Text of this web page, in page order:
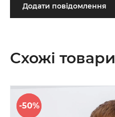
Додати повідомлення
Схожі товари
-50%